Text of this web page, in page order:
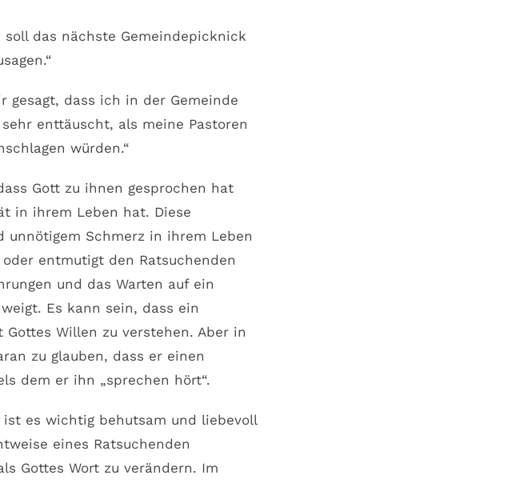
das nächste Gemeindepicknick
gesagt, dass ich in der Gemeinde
enttäuscht, als meine Pastoren
würden.“
Gott zu ihnen gesprochen hat
in ihrem Leben hat. Diese
unnötigem Schmerz in ihrem Leben
entmutigt den Ratsuchenden
und das Warten auf ein
Es kann sein, dass ein
Willen zu verstehen. Aber in
zu glauben, dass er einen
dem er ihn „sprechen hört“.
es wichtig behutsam und liebevoll
eines Ratsuchenden
Gottes Wort zu verändern. Im